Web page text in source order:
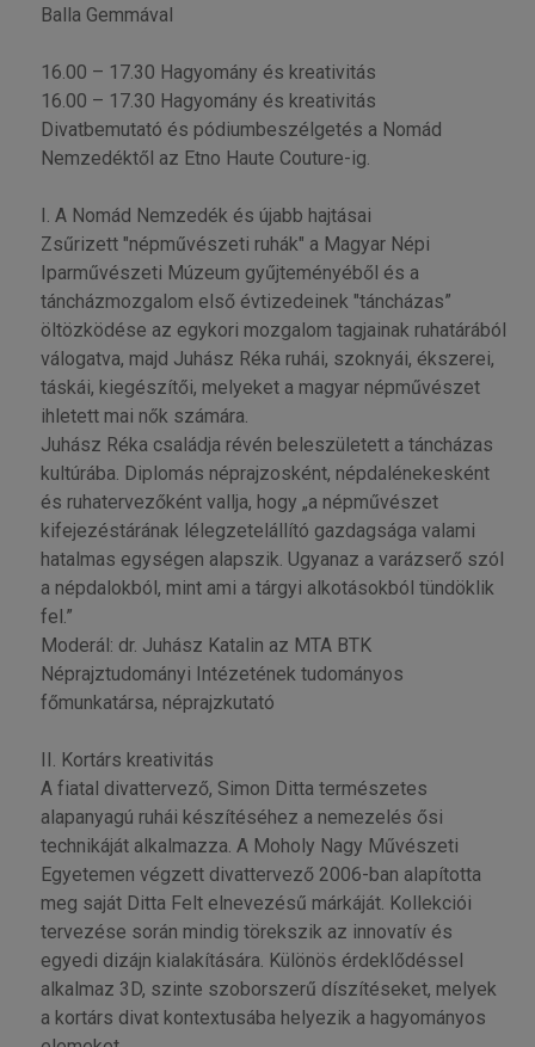
Balla Gemmával
16.00 – 17.30 Hagyomány és kreativitás
16.00 – 17.30 Hagyomány és kreativitás
Divatbemutató és pódiumbeszélgetés a Nomád
Nemzedéktől az Etno Haute Couture-ig.
I. A Nomád Nemzedék és újabb hajtásai
Zsűrizett "népművészeti ruhák" a Magyar Népi
Iparművészeti Múzeum gyűjteményéből és a
táncházmozgalom első évtizedeinek "táncházas”
öltözködése az egykori mozgalom tagjainak ruhatárából
válogatva, majd Juhász Réka ruhái, szoknyái, ékszerei,
táskái, kiegészítői, melyeket a magyar népművészet
ihletett mai nők számára.
Juhász Réka családja révén beleszületett a táncházas
kultúrába. Diplomás néprajzosként, népdalénekesként
és ruhatervezőként vallja, hogy „a népművészet
kifejezéstárának lélegzetelállító gazdagsága valami
hatalmas egységen alapszik. Ugyanaz a varázserő szól
a népdalokból, mint ami a tárgyi alkotásokból tündöklik
fel.”
Moderál: dr. Juhász Katalin az MTA BTK
Néprajztudományi Intézetének tudományos
főmunkatársa, néprajzkutató
II. Kortárs kreativitás
A fiatal divattervező, Simon Ditta természetes
alapanyagú ruhái készítéséhez a nemezelés ősi
technikáját alkalmazza. A Moholy Nagy Művészeti
Egyetemen végzett divattervező 2006-ban alapította
meg saját Ditta Felt elnevezésű márkáját. Kollekciói
tervezése során mindig törekszik az innovatív és
egyedi dizájn kialakítására. Különös érdeklődéssel
alkalmaz 3D, szinte szoborszerű díszítéseket, melyek
a kortárs divat kontextusába helyezik a hagyományos